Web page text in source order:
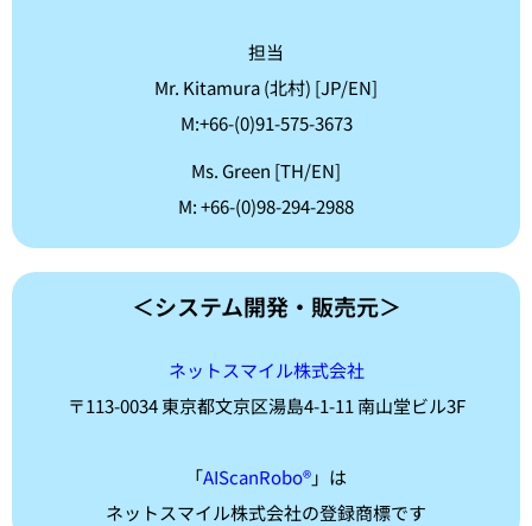
担当
Mr. Kitamura (北村) [JP/EN]
M:+66-(0)91-575-3673
Ms. Green [TH/EN]
M: +66-(0)98-294-2988
＜システム開発・販売元＞
ネットスマイル株式会社
〒113-0034 東京都文京区湯島4-1-11 南山堂ビル3F
「AIScanRobo®」は
ネットスマイル株式会社の登録商標です